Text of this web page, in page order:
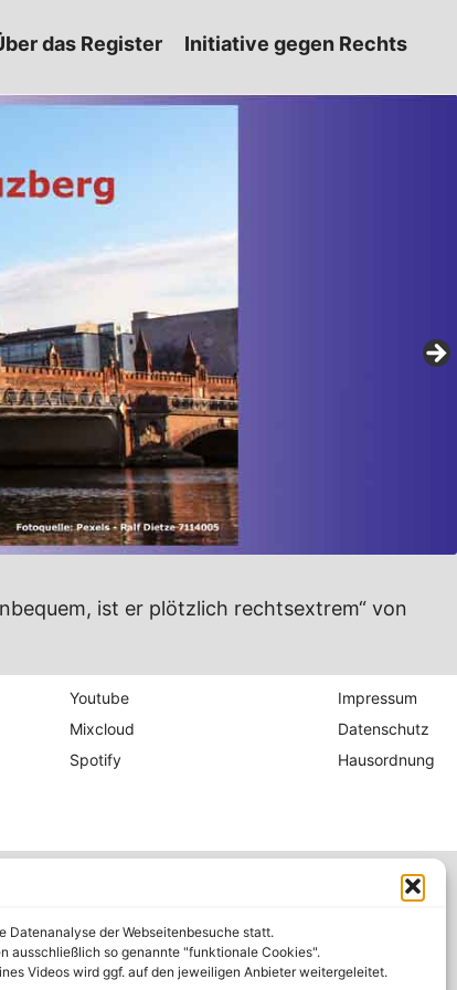
Datenanalyse der Webseitenbesuche statt.
ausschließlich so genannte "funktionale Cookies".
Videos wird ggf. auf den jeweiligen Anbieter weitergeleitet.
das Register Initiative gegen Rechts
ist er plötzlich rechtsextrem“ von
Youtube
Mixcloud
Spotify
Impressum
Datenschutz
Hausordnung